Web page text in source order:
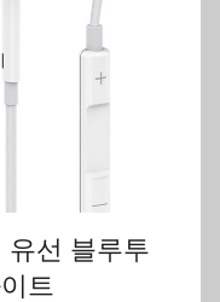
유선 블루투
트